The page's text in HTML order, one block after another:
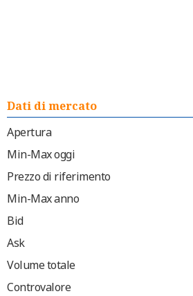
Dati di mercato
Apertura
Min-Max oggi
Prezzo di riferimento
Min-Max anno
Bid
Ask
Volume totale
Controvalore